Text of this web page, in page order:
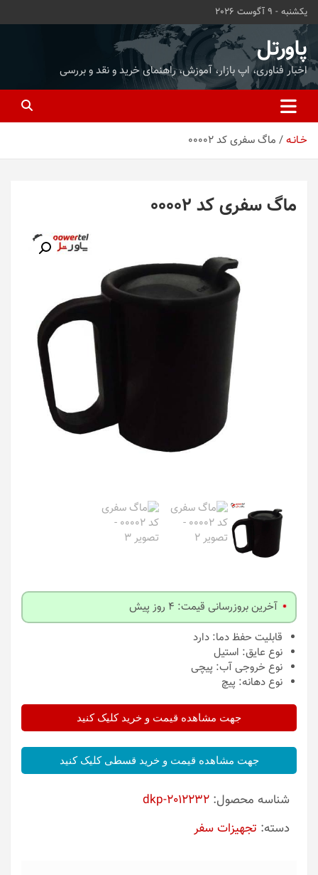
محتوا
بروید
یکشنبه - 9 آگوست 2026
پاورتل
اخبار فناوری، اپ بازار، آموزش، راهنمای خرید و نقد و بررسی
خـانـه ماگ سفری کد 00002
ماگ سفری کد 00002
آخرین بروزرسانی قیمت: 4 روز پیش
قابلیت حفظ دما: دارد
نوع عایق: استیل
نوع خروجی آب: پیچی
نوع دهانه: پیچ
جهت مشاهده قیمت و خرید کلیک کنید
جهت مشاهده قیمت و خرید قسطی کلیک کنید
شناسه محصول: dkp-2012232
دسته: تجهیزات سفر